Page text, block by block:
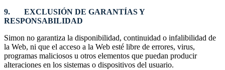
9. EXCLUSIÓN DE GARANTÍAS Y
RESPONSABILIDAD
Simon no garantiza la disponibilidad, continuidad o infalibilidad de
la Web, ni que el acceso a la Web esté libre de errores, virus,
programas maliciosos u otros elementos que puedan producir
alteraciones en los sistemas o dispositivos del usuario.